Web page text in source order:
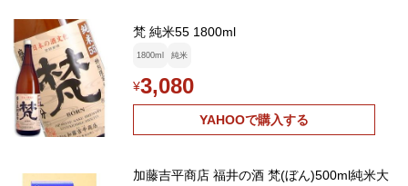
梵 純米55 1800ml
1800ml 純米
¥3,080
YAHOOで購入する
加藤吉平商店 福井の酒 梵(ぼん)500ml純米大